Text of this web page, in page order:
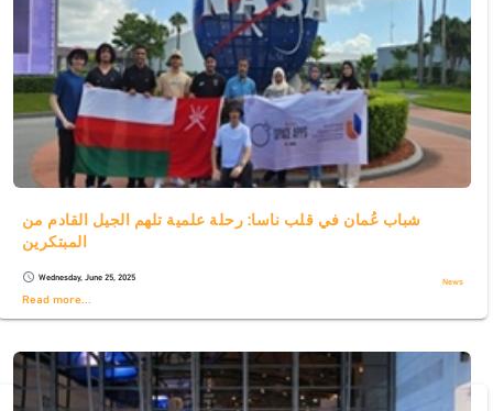
شباب عُمان في قلب ناسا: رحلة علمية تلهم الجيل القادم من
المبتكرين
schedule Wednesday, June 25, 2025 News
Read more...